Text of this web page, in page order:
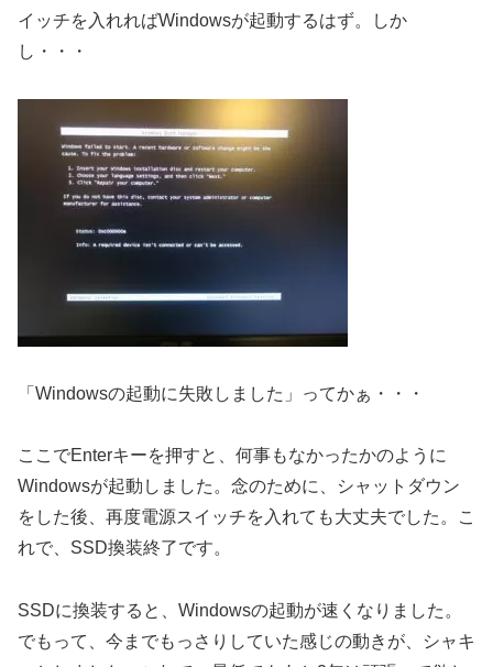
イッチを入れればWindowsが起動するはず。しか
し・・・
「Windowsの起動に失敗しました」ってかぁ・・・
ここでEnterキーを押すと、何事もなかったかのように
Windowsが起動しました。念のために、シャットダウン
をした後、再度電源スイッチを入れても大丈夫でした。こ
れで、SSD換装終了です。
SSDに換装すると、Windowsの起動が速くなりました。
でもって、今までもっさりしていた感じの動きが、シャキ